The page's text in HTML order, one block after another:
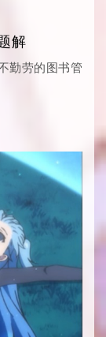
解
勤劳的图书管